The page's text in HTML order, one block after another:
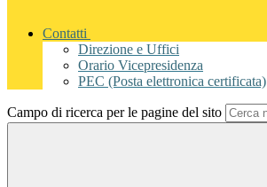
Contatti
Direzione e Uffici
Orario Vicepresidenza
PEC (Posta elettronica certificata)
Campo di ricerca per le pagine del sito